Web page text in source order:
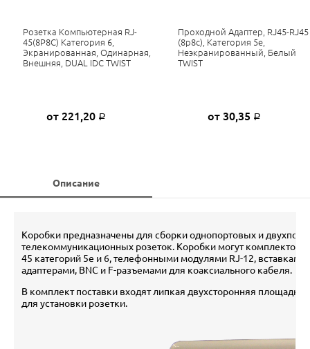
Розетка Компьютерная RJ-
45(8P8C) Категория 6,
Экранированная, Одинарная,
Внешняя, DUAL IDC TWIST
от 221,20 Р
Проходной Адаптер, RJ45-RJ45
(8p8c), Категория 5е,
Неэкранированный, Белый
TWIST
от 30,35 Р
Описание
Коробки предназначены для сборки однопортовых и
телекоммуникационных розеток. Коробки могут
45 категорий 5e и 6, телефонными модулями RJ-12, вставками
адаптерами, BNC и F-разъемами для коаксиального кабеля.
В комплект поставки входят липкая двухсторонняя
для установки розетки.